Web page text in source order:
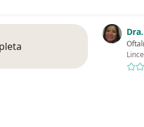
Lince